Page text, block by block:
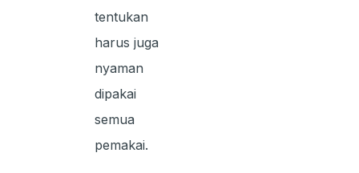
tentukan
harus juga
nyaman
dipakai
semua
pemakai.